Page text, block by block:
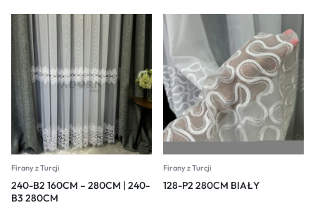
Firany z Turcji
240-B2 160CM – 280CM | 240-
B3 280CM
Firany z Turcji
128-P2 280CM BIAŁY